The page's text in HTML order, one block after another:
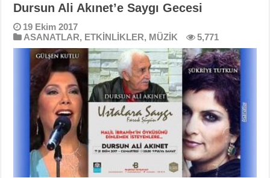
Dursun Ali Akınet’e Saygı Gecesi
19 Ekim 2017
ASANATLAR, ETKİNLİKLER, MÜZİK 5,771